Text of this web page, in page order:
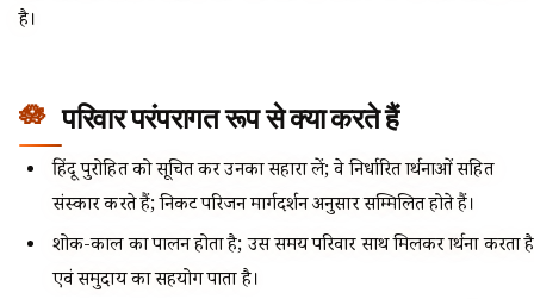
है।
परिवार परंपरागत रूप से क्या करते हैं
हिंदू पुरोहित को सूचित कर उनका सहारा लें; वे निर्धारित प्रार्थनाओं सहित
संस्कार करते हैं; निकट परिजन मार्गदर्शन अनुसार सम्मिलित होते हैं।
शोक-काल का पालन होता है; उस समय परिवार साथ मिलकर प्रार्थना करता है
एवं समुदाय का सहयोग पाता है।